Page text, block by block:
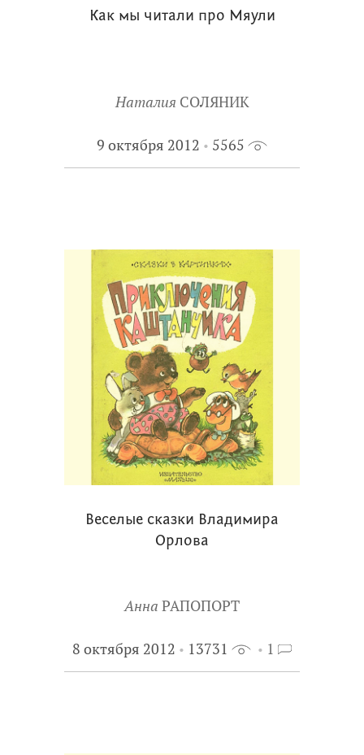
Как мы читали про Мяули
Наталия СОЛЯНИК
9 октября 2012 5565
Веселые сказки Владимира
Орлова
Анна РАПОПОРТ
8 октября 2012 13731 1